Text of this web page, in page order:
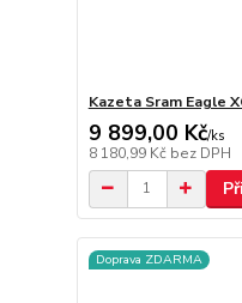
Kazeta Sram Eagle
9 899,00 Kč/ks
8 180,99 Kč bez DPH
Doprava ZDARMA